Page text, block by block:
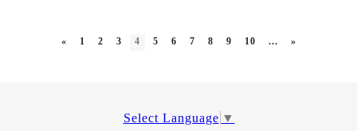
« 1 2 3 4 5 6 7 8 9 10 ... »
Select Language ▼